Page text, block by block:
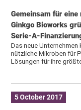
Gemeinsam für
Ginkgo Bioworks
Serie-A-
Das neue
nützliche Mikroben für
Lösungen für ihre
5 October 2017